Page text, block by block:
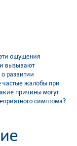
ощущения
вызывают
развитии
частые жалобы при
причины могут
симптома?